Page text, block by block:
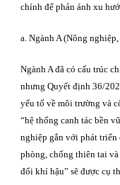
chính để phản ánh xu
a. Ngành A (Nông
Ngành A đã có cấu trúc
nhưng Quyết định 36/
yếu tố về môi trường và
“hệ thống canh tác bền
nghiệp gắn với phát triển
phòng, chống thiên tai
đổi khí hậu” sẽ được cụ